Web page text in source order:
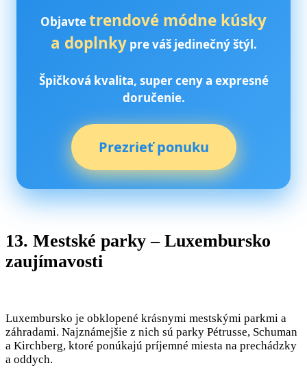
Objavtetrendové módne kúsky
a doplnkypre váš jedinečný štýl.
Špičková kvalita, super ceny a expresné
doručenie.
Prezrieť ponuku
13. Mestské parky – Luxembursko
zaujímavosti
Luxembursko je obklopené krásnymi mestskými parkmi a
záhradami. Najznámejšie z nich sú parky Pétrusse, Schuman
a Kirchberg, ktoré ponúkajú príjemné miesta na prechádzky
a oddych.